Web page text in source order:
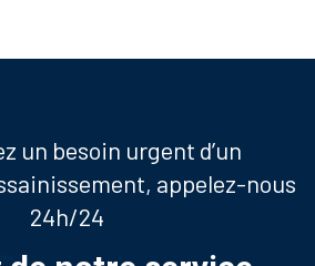
un besoin urgent d’un
appelez-nous
24h/24